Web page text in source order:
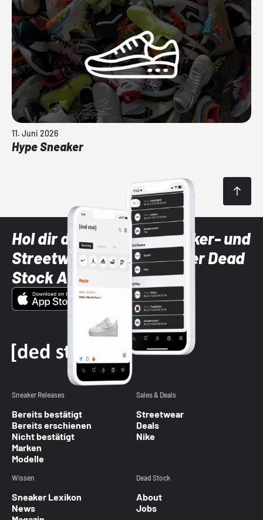
11. Juni 2026
Hype Sneaker
Hol dir die neuesten Sneaker- und
Streetwear-Brands mit der Dead
Stock App
Sneaker Releases
Bereits bestätigt
Bereits erschienen
Nicht bestätigt
Marken
Modelle
Sales & Deals
Streetwear
Deals
Nike
Wissen
Sneaker Lexikon
News
Dead Stock
About
Jobs